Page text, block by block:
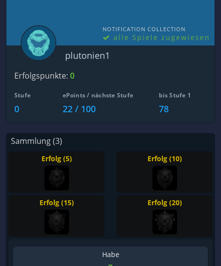
NOTIFICATION COLLECTION
alle Spiele zugewiesen
plutonien1
Erfolgspunkte: 0
Stufe
0
ePoints / nächste Stufe
22 / 100
bis Stufe 1
78
Sammlung (3)
Erfolg (5) Erfolg (10)
Erfolg (15) Erfolg (20)
Habe